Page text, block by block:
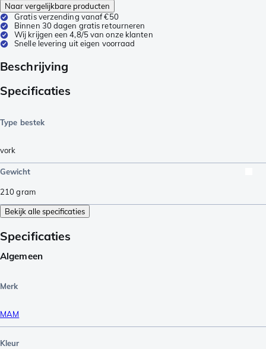
Naar vergelijkbare producten
Gratis verzending vanaf €50
Binnen 30 dagen gratis retourneren
Wij krijgen een 4,8/5 van onze klanten
Snelle levering uit eigen voorraad
Beschrijving
Specificaties
Type bestek
vork
Gewicht
210gram
Bekijk alle specificaties
Specificaties
Algemeen
Merk
MAM
Kleur